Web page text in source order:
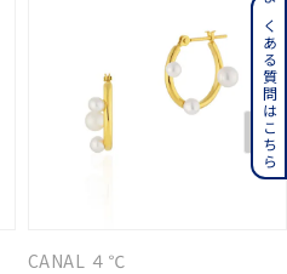
CANAL ４℃
よくある質問はこちら